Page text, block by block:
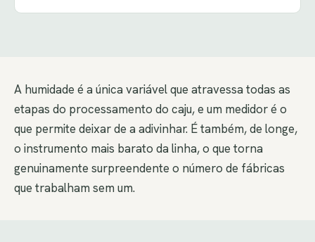
A humidade é a única variável que atravessa todas as
etapas do processamento do caju, e um medidor é o
que permite deixar de a adivinhar. É também, de longe,
o instrumento mais barato da linha, o que torna
genuinamente surpreendente o número de fábricas
que trabalham sem um.